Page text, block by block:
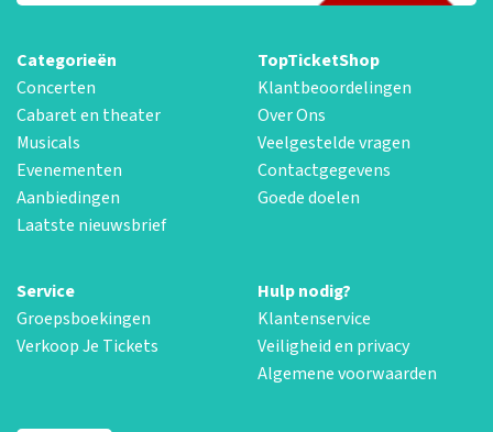
Categorieën
Concerten
Cabaret en theater
Musicals
Evenementen
Aanbiedingen
Laatste nieuwsbrief
TopTicketShop
Klantbeoordelingen
Over Ons
Veelgestelde vragen
Contactgegevens
Goede doelen
Service
Groepsboekingen
Verkoop Je Tickets
Hulp nodig?
Klantenservice
Veiligheid en privacy
Algemene voorwaarden